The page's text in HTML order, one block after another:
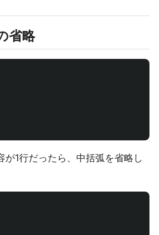
省略
が1行だったら、中括弧を省略し